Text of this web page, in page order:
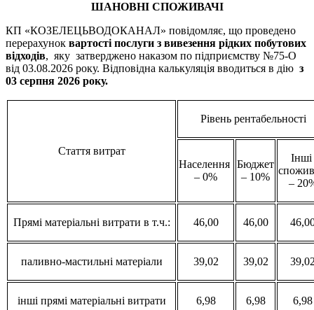
ШАНОВНІ СПОЖИВАЧІ
КП «КОЗЕЛЕЦЬВОДОКАНАЛ» повідомляє, що проведено
перерахунок вартості послуги з вивезення рідких побутових
відходів, яку затверджено наказом по підприємству №75-О
від 03.08.2026 року. Відповідна калькуляція вводиться в дію з
03 серпня 2026 року.
Стаття витрат
Рівень рентабельності
Населення
– 0%
Бюджет
– 10%
Інші
–
Прямі матеріальні витрати в т.ч.: 46,00 46,00
паливно-мастильні матеріали 39,02 39,02
інші прямі матеріальні витрати 6,98 6,98 6,98